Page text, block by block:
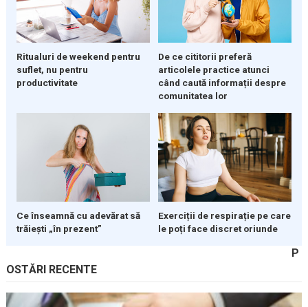
Ritualuri de weekend pentru
suflet, nu pentru
productivitate
De ce cititorii preferă
articolele practice atunci
când caută informații despre
comunitatea lor
Ce înseamnă cu adevărat să
trăiești „în prezent”
Exerciții de respirație pe care
le poți face discret oriunde
P
OSTĂRI RECENTE